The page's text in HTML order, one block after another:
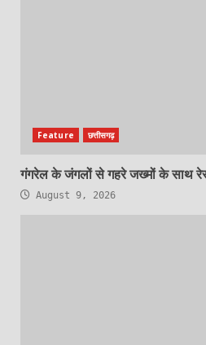
Feature छत्तीसगढ़
गंगरेल के जंगलों से गहरे जख्मों के साथ
August 9, 2026